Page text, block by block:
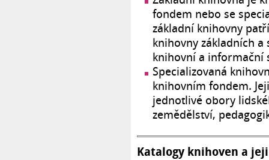
fondem nebo se
základní knihovny
knihovny základních
knihovní a informační
Specializovaná
knihovním fondem.
jednotlivé obory
zemědělství,
Katalogy knihoven a